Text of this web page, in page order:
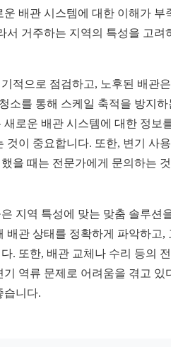
배관 시스템에 대한 이해가 부
서 거주하는 지역의 특성을 고려
적으로 점검하고, 노후된 배관
소를 통해 스케일 축적을 방지하
로운 배관 시스템에 대한 정보
것이 중요합니다. 또한, 변기 사
을 때는 전문가에게 문의하는
지역 특성에 맞는 맞춤 솔루션
배관 상태를 정확하게 파악하고,
. 또한, 배관 교체나 수리 등의
역류 문제로 어려움을 겪고 있
습니다.